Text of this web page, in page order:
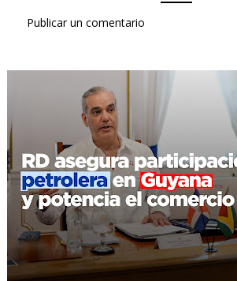
Publicar un comentario